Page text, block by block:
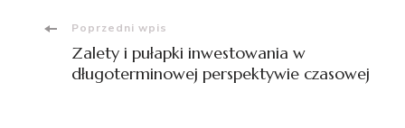
Nawigacja
wpisu
Poprzedni wpis
Zalety i pułapki inwestowania w
długoterminowej perspektywie czasowej